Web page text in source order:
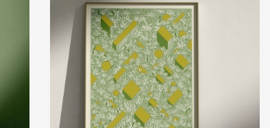
ABSTRACTO 1
15,00 € — 35,00 €